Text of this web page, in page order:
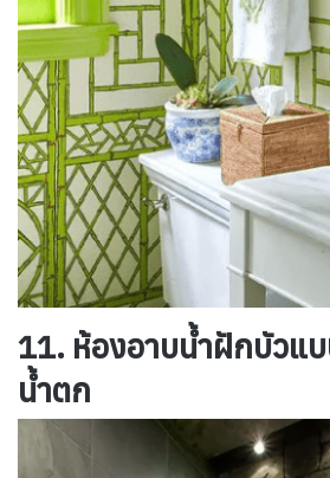
11. ห้องอาบน้ำฝักบัวแ
น้ำตก